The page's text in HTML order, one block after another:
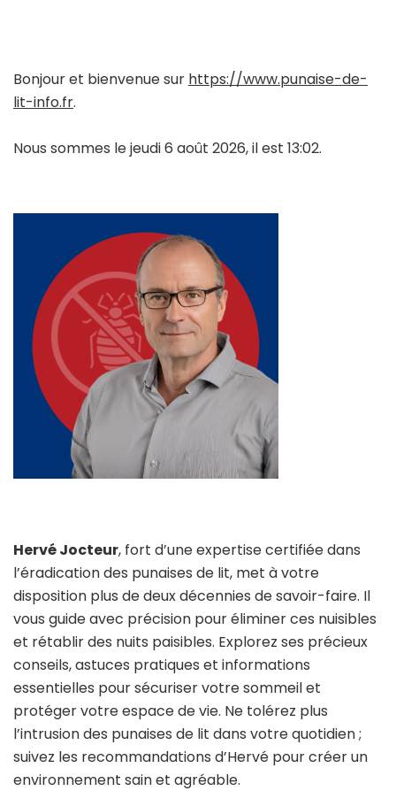
Bonjour et bienvenue sur https://www.punaise-de-
lit-info.fr.
Nous sommes le jeudi 6 août 2026, il est 13:02.
Hervé Jocteur, fort d’une expertise certifiée dans
l’éradication des punaises de lit, met à votre
disposition plus de deux décennies de savoir-faire. Il
vous guide avec précision pour éliminer ces nuisibles
et rétablir des nuits paisibles. Explorez ses précieux
conseils, astuces pratiques et informations
essentielles pour sécuriser votre sommeil et
protéger votre espace de vie. Ne tolérez plus
l’intrusion des punaises de lit dans votre quotidien ;
suivez les recommandations d’Hervé pour créer un
environnement sain et agréable.